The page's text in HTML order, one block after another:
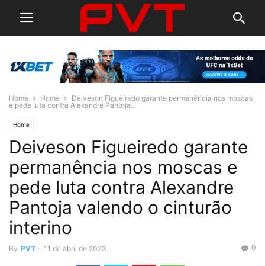
Home Home
Deiveson Figueiredo garante permanência nos moscas
e pede luta contra Alexandre Pantoja...
Home
Deiveson Figueiredo garante
permanência nos moscas e
pede luta contra Alexandre
Pantoja valendo o cinturão
interino
By PVT - 11 de abril de 2023 0